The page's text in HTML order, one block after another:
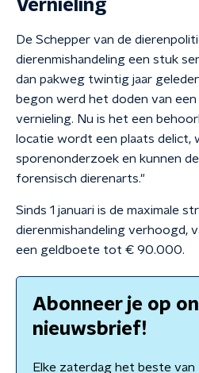
Vernieling
De Schepper van de
dierenmishandeling een stuk
dan pakweg twintig jaar
begon werd het doden van een
vernieling. Nu is het een
locatie wordt een plaats delict,
sporenonderzoek en kunnen
forensisch dierenarts."
Sinds 1 januari is de maximale
dierenmishandeling verhoogd,
een geldboete tot € 90.000.
Abonneer je op
nieuwsbrief!
Elke zaterdag het beste van